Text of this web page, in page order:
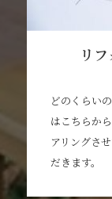
リ
どのくらい
はこちらか
アリングさ
だきます。